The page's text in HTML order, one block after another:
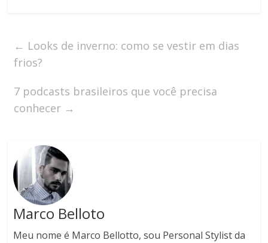
← Looks de inverno: como se vestir em dias
frios?
7 podcasts brasileiros que você precisa
conhecer →
Marco Belloto
Meu nome é Marco Bellotto, sou Personal Stylist da